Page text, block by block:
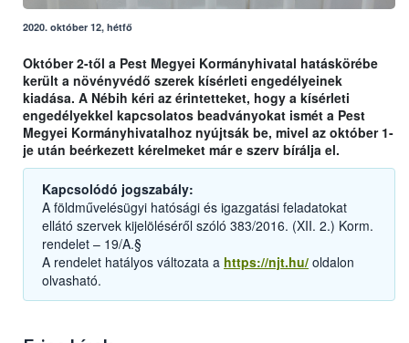
2020. október 12, hétfő
Október 2-től a Pest Megyei Kormányhivatal hatáskörébe
került a növényvédő szerek kísérleti engedélyeinek
kiadása. A Nébih kéri az érintetteket, hogy a kísérleti
engedélyekkel kapcsolatos beadványokat ismét a Pest
Megyei Kormányhivatalhoz nyújtsák be, mivel az október 1-
je után beérkezett kérelmeket már e szerv bírálja el.
Kapcsolódó jogszabály:
A földművelésügyi hatósági és igazgatási feladatokat
ellátó szervek kijelöléséről szóló 383/2016. (XII. 2.) Korm.
rendelet – 19/A.§
A rendelet hatályos változata a https://njt.hu/ oldalon
olvasható.